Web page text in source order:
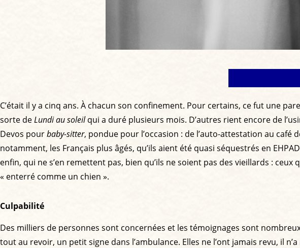
C’était il y a cinq ans. À chacun son confinement. Pour certains, ce fut une
sorte deLundi au soleilqui a duré plusieurs mois. D’autres rient encore de
Devos pourbaby-sitter, pondue pour l’occasion : de l’auto-attestation au
notamment, les Français plus âgés, qu’ils aient été quasi séquestrés en
enfin, qui ne s’en remettent pas, bien qu’ils ne soient pas des vieillards :
« enterré comme un chien ».
Culpabilité
Des milliers de personnes sont concernées et les témoignages sont
tout au revoir, un petit signe dans l’ambulance. Elles ne l’ont jamais revu, il